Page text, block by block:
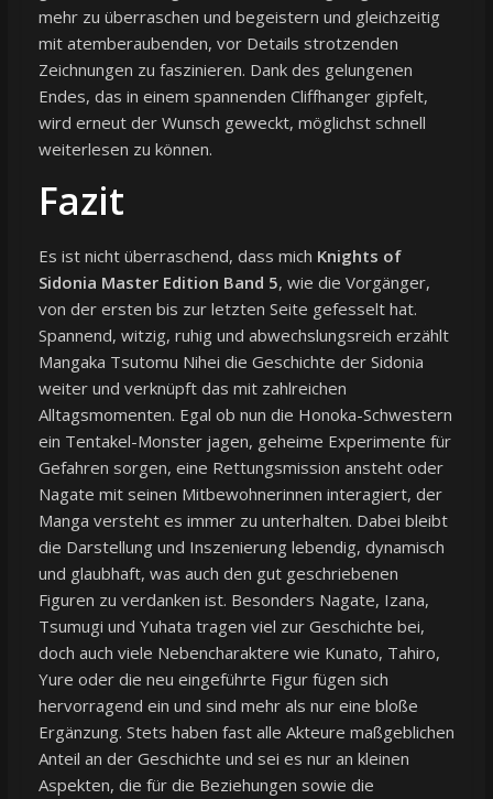
mehr zu überraschen und begeistern und gleichzeitig
mit atemberaubenden, vor Details strotzenden
Zeichnungen zu faszinieren. Dank des gelungenen
Endes, das in einem spannenden Cliffhanger gipfelt,
wird erneut der Wunsch geweckt, möglichst schnell
weiterlesen zu können.
Fazit
Es ist nicht überraschend, dass mich Knights of
Sidonia Master Edition Band 5, wie die Vorgänger,
von der ersten bis zur letzten Seite gefesselt hat.
Spannend, witzig, ruhig und abwechslungsreich erzählt
Mangaka Tsutomu Nihei die Geschichte der Sidonia
weiter und verknüpft das mit zahlreichen
Alltagsmomenten. Egal ob nun die Honoka-Schwestern
ein Tentakel-Monster jagen, geheime Experimente für
Gefahren sorgen, eine Rettungsmission ansteht oder
Nagate mit seinen Mitbewohnerinnen interagiert, der
Manga versteht es immer zu unterhalten. Dabei bleibt
die Darstellung und Inszenierung lebendig, dynamisch
und glaubhaft, was auch den gut geschriebenen
Figuren zu verdanken ist. Besonders Nagate, Izana,
Tsumugi und Yuhata tragen viel zur Geschichte bei,
doch auch viele Nebencharaktere wie Kunato, Tahiro,
Yure oder die neu eingeführte Figur fügen sich
hervorragend ein und sind mehr als nur eine bloße
Ergänzung. Stets haben fast alle Akteure maßgeblichen
Anteil an der Geschichte und sei es nur an kleinen
Aspekten, die für die Beziehungen sowie die